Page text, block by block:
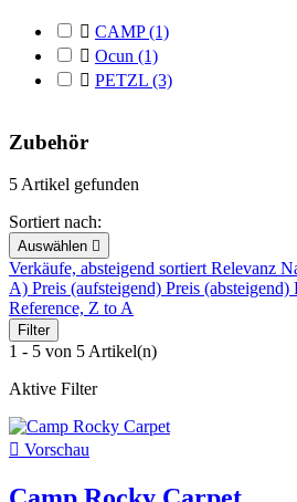
 CAMP(1)
 Ocun (1)
 PETZL (3)
Zubehör
5 Artikel gefunden
Sortiert nach:
Auswählen 
Verkäufe, absteigend sortiertRelevanz
A) Preis (aufsteigend) Preis (absteigend)
Reference, Z to A
Filter
1 - 5 von 5 Artikel(n)
Aktive Filter
 Vorschau